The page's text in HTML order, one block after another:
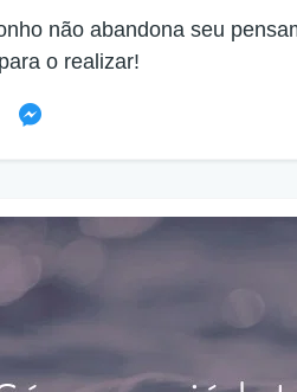
não abandona seu
o realizar!